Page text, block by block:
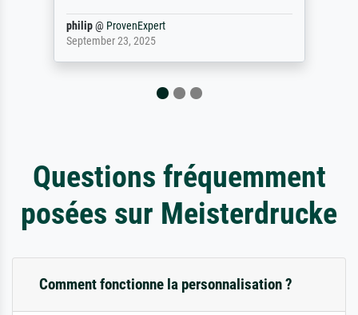
Jürgen@ProvenExpert
April 22, 2026
Questions fréquemment
posées sur Meisterdrucke
Comment fonctionne la personnalisation ?